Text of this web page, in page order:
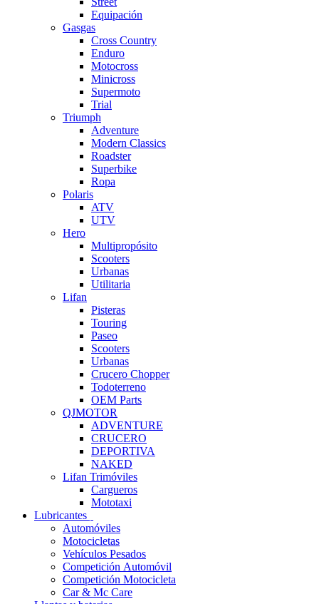
Equipación
Gasgas
Cross Country
Enduro
Motocross
Minicross
Supermoto
Trial
Triumph
Adventure
Modern Classics
Roadster
Superbike
Ropa
Polaris
ATV
UTV
Hero
Multipropósito
Scooters
Urbanas
Utilitaria
Lifan
Pisteras
Touring
Paseo
Scooters
Urbanas
Crucero Chopper
Todoterreno
OEM Parts
QJMOTOR
ADVENTURE
CRUCERO
DEPORTIVA
NAKED
Lifan Trimóviles
Cargueros
Mototaxi
Lubricantes
Automóviles
Motocicletas
Vehículos Pesados
Competición Automóvil
Competición Motocicleta
Car & Mc Care